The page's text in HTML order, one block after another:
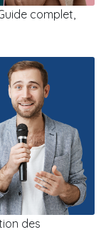
complet,
des